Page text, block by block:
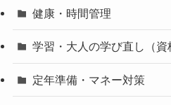
健康・時間管理
学習・大人の学び直し（資
定年準備・マネー対策